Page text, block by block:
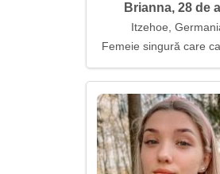
Brianna, 28 de
Itzehoe,
Femeie singură care